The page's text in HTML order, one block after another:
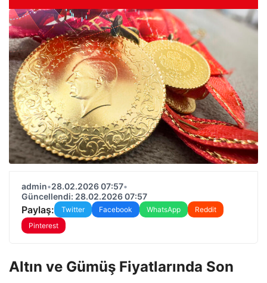
admin•28.02.2026 07:57•
Güncellendi: 28.02.2026 07:57
Paylaş: Twitter Facebook WhatsApp
Reddit
Pinterest
Altın ve Gümüş Fiyatlarında Son